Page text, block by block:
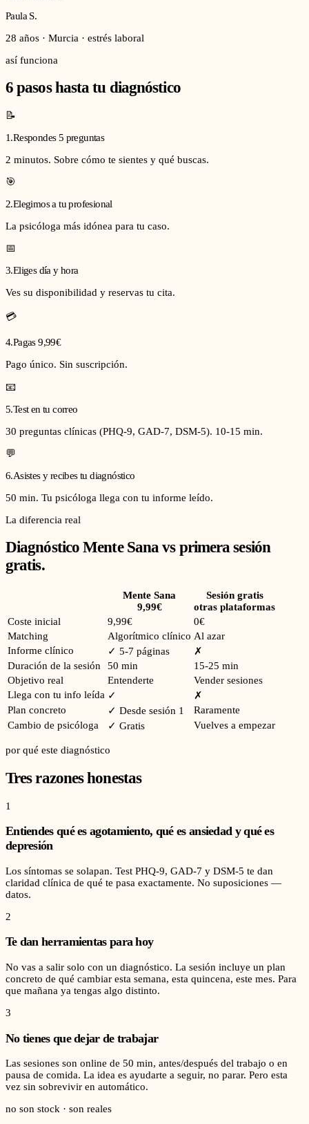
Paula S.
28 años · Murcia · estrés laboral
así funciona
6 pasos hasta tu diagnóstico
📝
1.Respondes 5 preguntas
2 minutos. Sobre cómo te sientes y qué buscas.
🎯
2.Elegimos a tu profesional
La psicóloga más idónea para tu caso.
📅
3.Eliges día y hora
Ves su disponibilidad y reservas tu cita.
💳
4.Pagas 9,99€
Pago único. Sin suscripción.
📧
5.Test en tu correo
30 preguntas clínicas (PHQ-9, GAD-7, DSM-5). 10-15 min.
💬
6.Asistes y recibes tu diagnóstico
50 min. Tu psicóloga llega con tu informe leído.
La diferencia real
Diagnóstico Mente Sana vs primera sesión
gratis.
Mente Sana
9,99€
Sesión gratis
otras plataformas
Coste inicial
9,99€
0€
Matching
Algorítmico clínico Al azar
Informe clínico
✓ 5-7 páginas
✗
Duración de la sesión
50 min
15-25 min
Objetivo real
Entenderte
Vender sesiones
Llega con tu info leída ✓
✗
Plan concreto
✓ Desde sesión 1
Raramente
Cambio de psicóloga
✓ Gratis Vuelves a empezar
por qué este diagnóstico
Tres razones honestas
1
Entiendes qué es agotamiento, qué es ansiedad y qué es
depresión
Los síntomas se solapan. Test PHQ-9, GAD-7 y DSM-5 te dan
claridad clínica de qué te pasa exactamente. No suposiciones —
datos.
2
Te dan herramientas para hoy
No vas a salir solo con un diagnóstico. La sesión incluye un plan
concreto de qué cambiar esta semana, esta quincena, este mes. Para
que mañana ya tengas algo distinto.
3
No tienes que dejar de trabajar
Las sesiones son online de 50 min, antes/después del trabajo o en
pausa de comida. La idea es ayudarte a seguir, no parar. Pero esta
vez sin sobrevivir en automático.
no son stock · son reales